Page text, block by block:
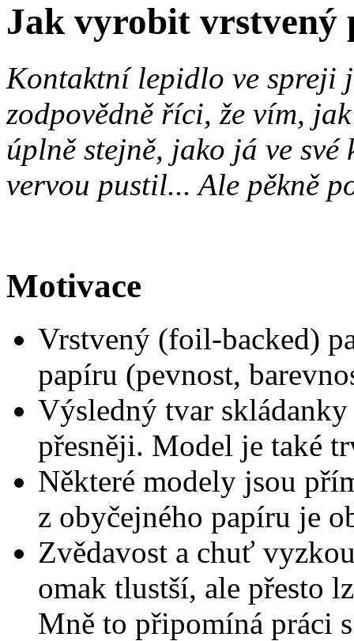
Jak vyrobit vrstvený
Kontaktní lepidlo ve spreji
zodpovědně říci, že vím,
úplně stejně, jako já ve své
vervou pustil... Ale pěkně
Motivace
Vrstvený (foil-backed)
papíru (pevnost,
Výsledný tvar
přesněji. Model je také
Některé modely jsou
z obyčejného papíru je
Zvědavost a chuť
omak tlustší, ale přesto
Mně to připomíná práci